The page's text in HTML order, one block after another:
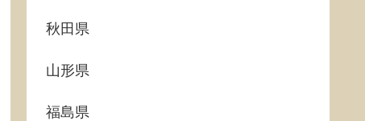
秋田県
山形県
福島県